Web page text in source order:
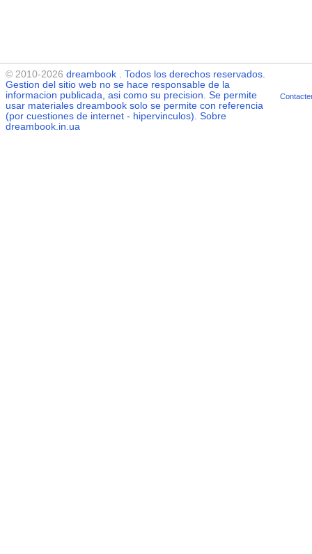
© 2010-2026 dreambook . Todos los derechos reservados.
Gestion del sitio web no se hace responsable de la
informacion publicada, asi como su precision. Se permite
usar materiales dreambook solo se permite con referencia
(por cuestiones de internet - hipervinculos). Sobre
dreambook.in.ua